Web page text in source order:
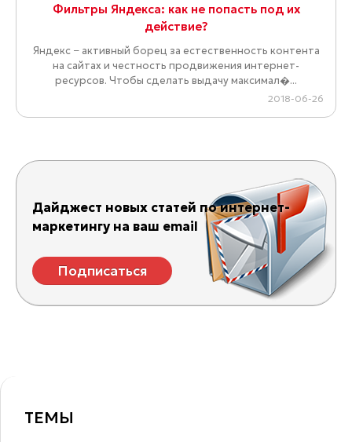
Фильтры Яндекса: как не попасть под их
действие?
Яндекс − активный борец за естественность контента
на сайтах и честность продвижения интернет-
ресурсов. Чтобы сделать выдачу максимал�...
2018-06-26
Дайджест новых статей по интернет-
маркетингу на ваш email
Подписаться
ТЕМЫ